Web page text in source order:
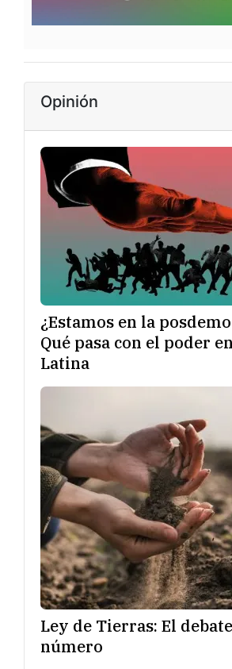
Opinión
¿Estamos en la
Qué pasa con el poder
Latina
Ley de Tierras: El
número